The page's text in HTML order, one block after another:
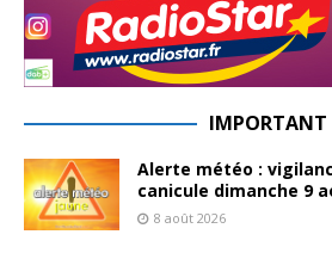
IMPORTANT
Alerte météo :
canicule dimanche 9
8 août 2026